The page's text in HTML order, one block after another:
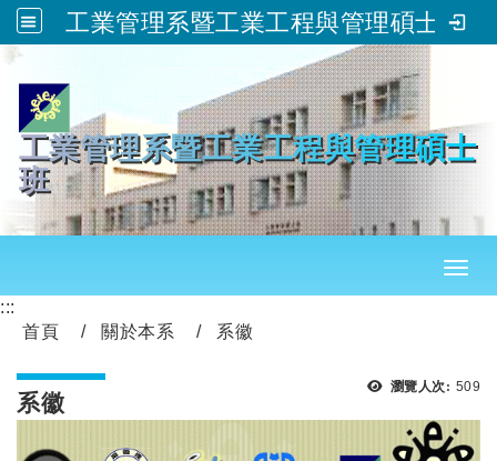
工業管理系暨工業工程與管理碩士班
跳到主要內容
工業管理系暨工業工程與管理碩士
班
:::
首頁
關於本系 系徽
瀏覽人次: 瀏覽
509
系徽